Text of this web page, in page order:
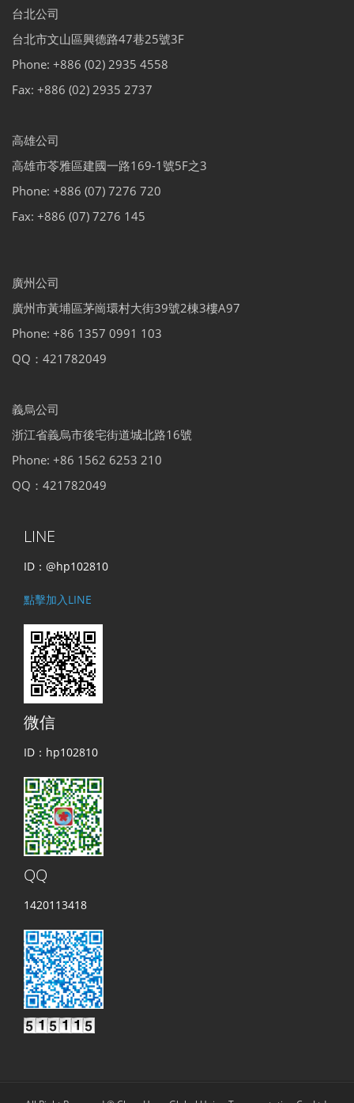
台北公司
台北市文山區興德路47巷25號3F
Phone: +886 (02) 2935 4558
Fax: +886 (02) 2935 2737
高雄公司
高雄市苓雅區建國一路169-1號5F之3
Phone: +886 (07) 7276 720
Fax: +886 (07) 7276 145
廣州公司
廣州市黃埔區茅崗環村大街39號2棟3樓A97
Phone: +86 1357 0991 103
QQ：421782049
義烏公司
浙江省義烏市後宅街道城北路16號
Phone: +86 1562 6253 210
QQ：421782049
LINE
ID：@hp102810
點擊加入LINE
微信
ID：hp102810
QQ
1420113418